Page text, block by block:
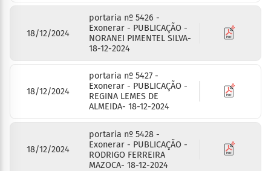
18/12/2024
portaria nº 5426 -
Exonerar - PUBLICAÇÃO -
NORANEI PIMENTEL SILVA-
18-12-2024
18/12/2024
portaria nº 5427 -
Exonerar - PUBLICAÇÃO -
REGINA LEMES DE
ALMEIDA- 18-12-2024
18/12/2024
portaria nº 5428 -
Exonerar - PUBLICAÇÃO -
RODRIGO FERREIRA
MAZOCA- 18-12-2024